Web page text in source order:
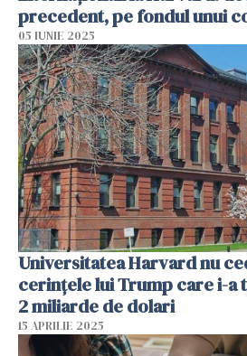
precedent, pe fondul unui
05 IUNIE 2025
Universitatea Harvard nu
cerinţele lui Trump care i-a
2 miliarde de dolari
15 APRILIE 2025